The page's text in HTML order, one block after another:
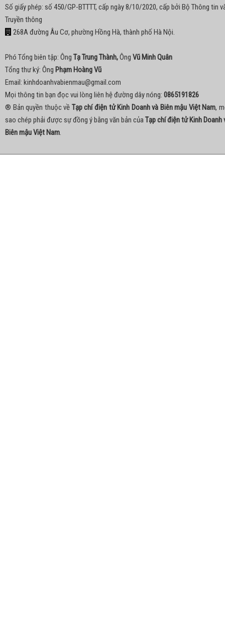
Số giấy phép: số 450/GP-BTTTT, cấp ngày 8/10/2020, cấp bởi Bộ Thông tin
Truyền thông
268A đường Âu Cơ, phường Hồng Hà, thành phố Hà Nội.
Phó Tổng biên tập: Ông Tạ Trung Thành,Ông Vũ Minh Quân
Tổng thư ký: Ông Phạm Hoàng Vũ
Email: kinhdoanhvabienmau@gmail.com
Mọi thông tin bạn đọc vui lòng liên hệ đường dây nóng: 0865191826
® Bản quyền thuộc về Tạp chí điện tử Kinh Doanh và Biên mậu Việt Nam,
sao chép phải được sự đồng ý bằng văn bản củaTạp chí điện tử Kinh Doanh
Biên mậu Việt Nam.